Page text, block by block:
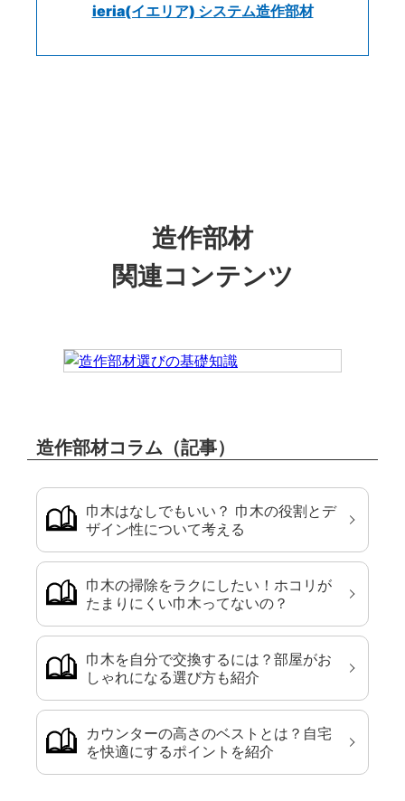
ieria(イエリア) システム造作部材
造作部材
関連コンテンツ
造作部材コラム（記事）
巾木はなしでもいい？ 巾木の役割とデ
ザイン性について考える
巾木の掃除をラクにしたい！ホコリが
たまりにくい巾木ってないの？
巾木を自分で交換するには？部屋がお
しゃれになる選び方も紹介
カウンターの高さのベストとは？自宅
を快適にするポイントを紹介